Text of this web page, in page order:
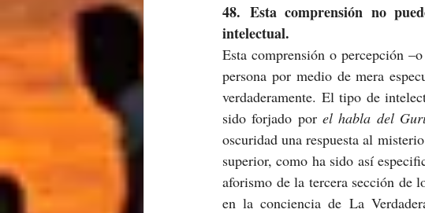
48. Esta comprensión no
intelectual.
Esta comprensión o percepción
persona por medio de mera
verdaderamente. El tipo de
sido forjado por el habla del
oscuridad una respuesta al
superior, como ha sido así
aforismo de la tercera sección de
en la conciencia de La